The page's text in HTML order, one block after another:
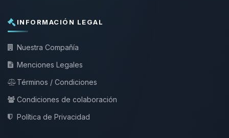
INFORMACIÓN LEGAL
Nuestra Compañía
Menciones Legales
Términos / Condiciones
Condiciones de colaboración
Política de Privacidad